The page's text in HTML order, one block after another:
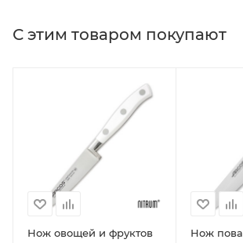
С этим товаром покупают
Нож овощей и фруктов
Нож